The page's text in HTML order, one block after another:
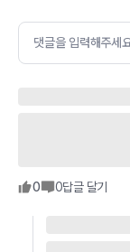
댓글을 입력해주세
0 0답글 달기